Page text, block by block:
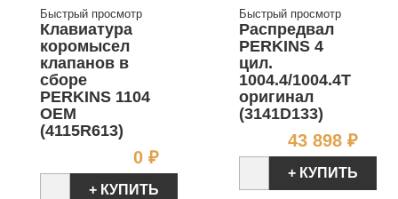
Быстрый просмотр
Клавиатура
коромысел
клапанов в
сборе
PERKINS 1104
OEM
(4115R613)
0 ₽Цена
+ КУПИТЬ
Быстрый просмотр
Распредвал
PERKINS 4
цил.
1004.4/1004.4T
оригинал
(3141D133)
43 898 ₽
+ КУПИТЬ